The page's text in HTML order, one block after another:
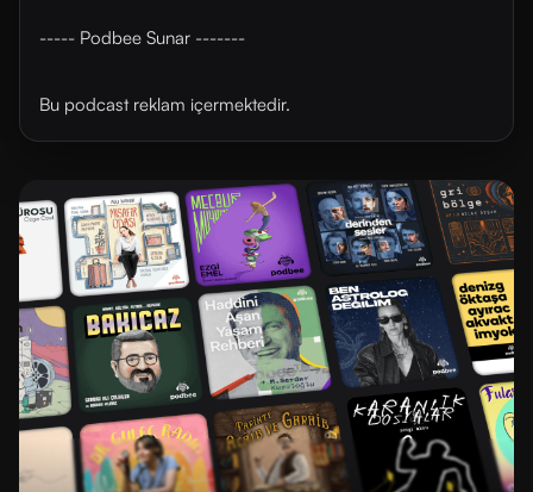
----- Podbee Sunar -------
Bu podcast reklam içermektedir.